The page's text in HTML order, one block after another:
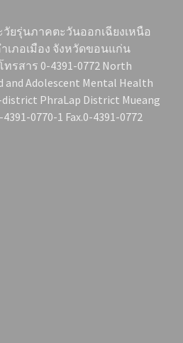
ยรุ่นภาคตะวันออกเฉียงเหนือ
เภอเมือง จังหวัดขอนแก่น
รสาร 0-4391-0772 North
Adolescent Mental Health
district PhraLap District Mueang
0770-1 Fax.0-4391-0772